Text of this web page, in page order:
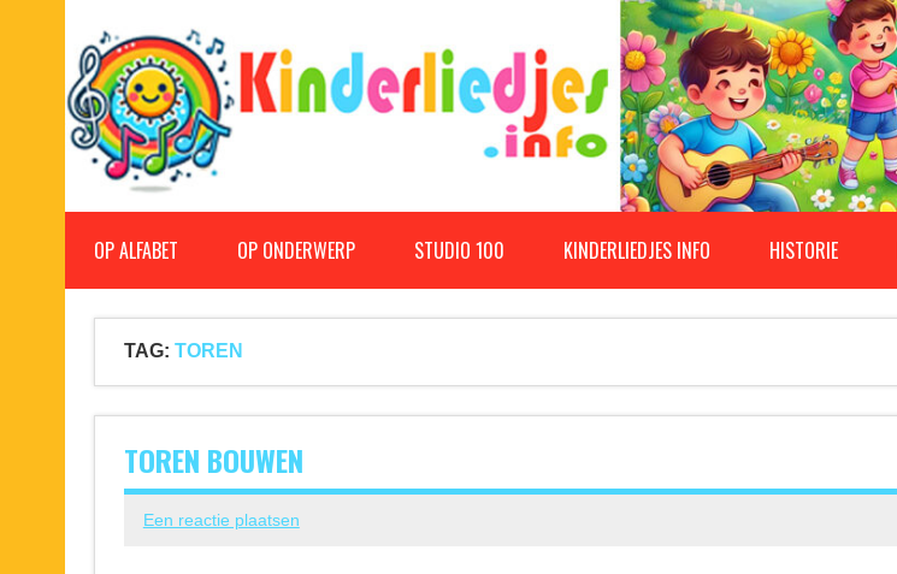
Kinderliedjes
OP ALFABET OP ONDERWERP STUDIO 100 KINDERLIEDJES INFO HISTORIE
TAG: TOREN
TOREN BOUWEN
Een reactie plaatsen